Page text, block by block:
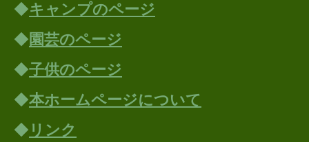
◆キャンプのページ
◆園芸のページ
◆子供のページ
◆本ホームページについて
◆ リンク